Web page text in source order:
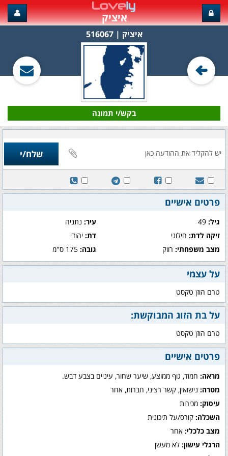
איציק
איציק‏ | 516067
בקש/י תמונה
פרטים אישיים
גיל: עיר:נתניה
זיקה לדת: חילוני דת:יהודי
מצב משפחתי: רווק גובה:175 ס"מ
על עצמי
טרם הוזן טקסט
על בת הזוג המבוקשת:
טרם הוזן טקסט
פרטים אישיים
מראה: חמוד, גוף ממוצע, שיער שחור, עיניים בצבע דבש.
מטרה: נישואין, קשר רציני, חברות, אחר
עיסוק: מכירות
השכלה: קורס/על תיכונית
מצב כלכלי: אחר
הרגלי עישון: לא מעשן